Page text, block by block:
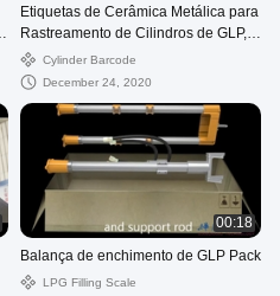
Etiquetas de Cerâmica Metálica para
Rastreamento de Cilindros de GLP,
Resistência a 800 Graus, Proteção
UV
Cylinder Barcode
December 24, 2020
00:18
Balança de enchimento de GLP Pack
LPG Filling Scale